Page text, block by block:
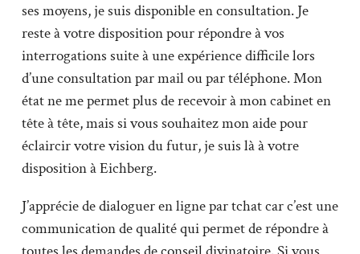
ses moyens, je suis disponible en consultation. Je
reste à votre disposition pour répondre à vos
interrogations suite à une expérience difficile lors
d’une consultation par mail ou par téléphone. Mon
état ne me permet plus de recevoir à mon cabinet en
tête à tête, mais si vous souhaitez mon aide pour
éclaircir votre vision du futur, je suis là à votre
disposition à Eichberg.
J’apprécie de dialoguer en ligne par tchat car c’est une
communication de qualité qui permet de répondre à